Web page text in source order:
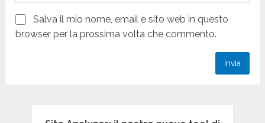
Salva il mio nome, email e sito web in questo
browser per la prossima volta che commento.